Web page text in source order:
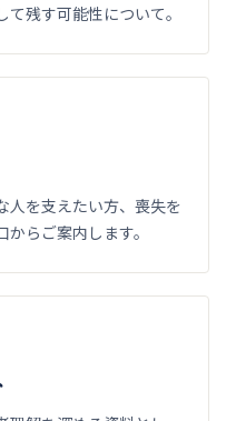
残す可能性について。
人を支えたい方、喪失を
らご案内します。